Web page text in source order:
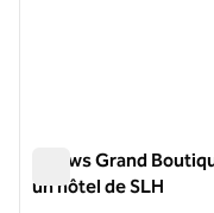
Pillows Grand
un hôtel de SLH